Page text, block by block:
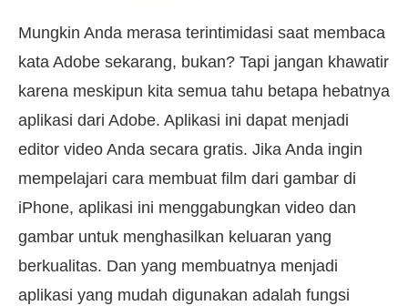
Mungkin Anda merasa terintimidasi saat membaca
kata Adobe sekarang, bukan? Tapi jangan khawatir
karena meskipun kita semua tahu betapa hebatnya
aplikasi dari Adobe. Aplikasi ini dapat menjadi
editor video Anda secara gratis. Jika Anda ingin
mempelajari cara membuat film dari gambar di
iPhone, aplikasi ini menggabungkan video dan
gambar untuk menghasilkan keluaran yang
berkualitas. Dan yang membuatnya menjadi
aplikasi yang mudah digunakan adalah fungsi